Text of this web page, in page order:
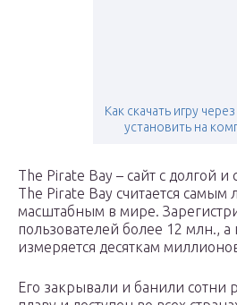
Как скачать игру
установить на
The Pirate Bay – сайт с долгой
The Pirate Bay считается самым
масштабным в мире.
пользователей более 12 млн.,
измеряется десяткам
Его закрывали и банили сотни